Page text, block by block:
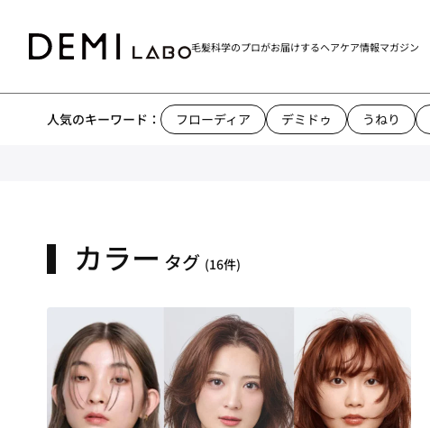
毛髪科学のプロがお届けするヘアケア情報マガジン
人気のキーワード： フローディア デミドゥ うねり
カラー タグ (16件)